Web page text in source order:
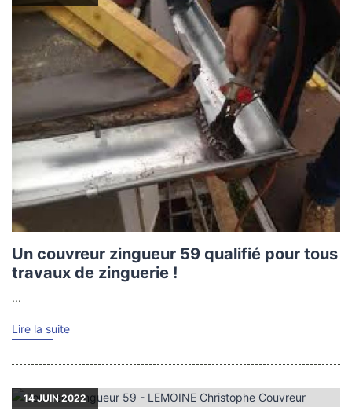
Un couvreur zingueur 59 qualifié pour tous
travaux de zinguerie !
...
Lire la suite
14JUIN 2022